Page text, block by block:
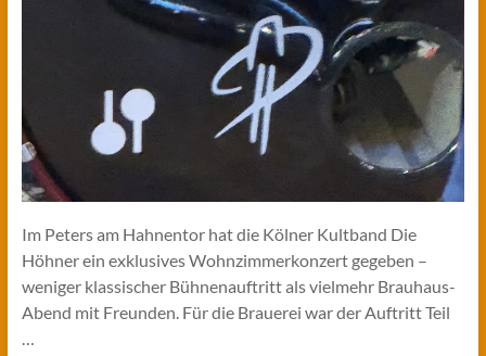
Im Peters am Hahnentor hat die Kölner Kultband Die
Höhner ein exklusives Wohnzimmerkonzert gegeben –
weniger klassischer Bühnenauftritt als vielmehr Brauhaus-
Abend mit Freunden. Für die Brauerei war der Auftritt Teil
…